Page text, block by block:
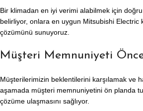
Bir klimadan en iyi verimi alabilmek için
belirliyor, onlara en uygun Mitsubishi
çözümünü sunuyoruz.
Müşteri Memnuniyeti
Müşterilerimizin beklentilerini karşılamak ve
aşamada müşteri memnuniyetini ön planda
çözüme ulaşmasını sağlıyor.